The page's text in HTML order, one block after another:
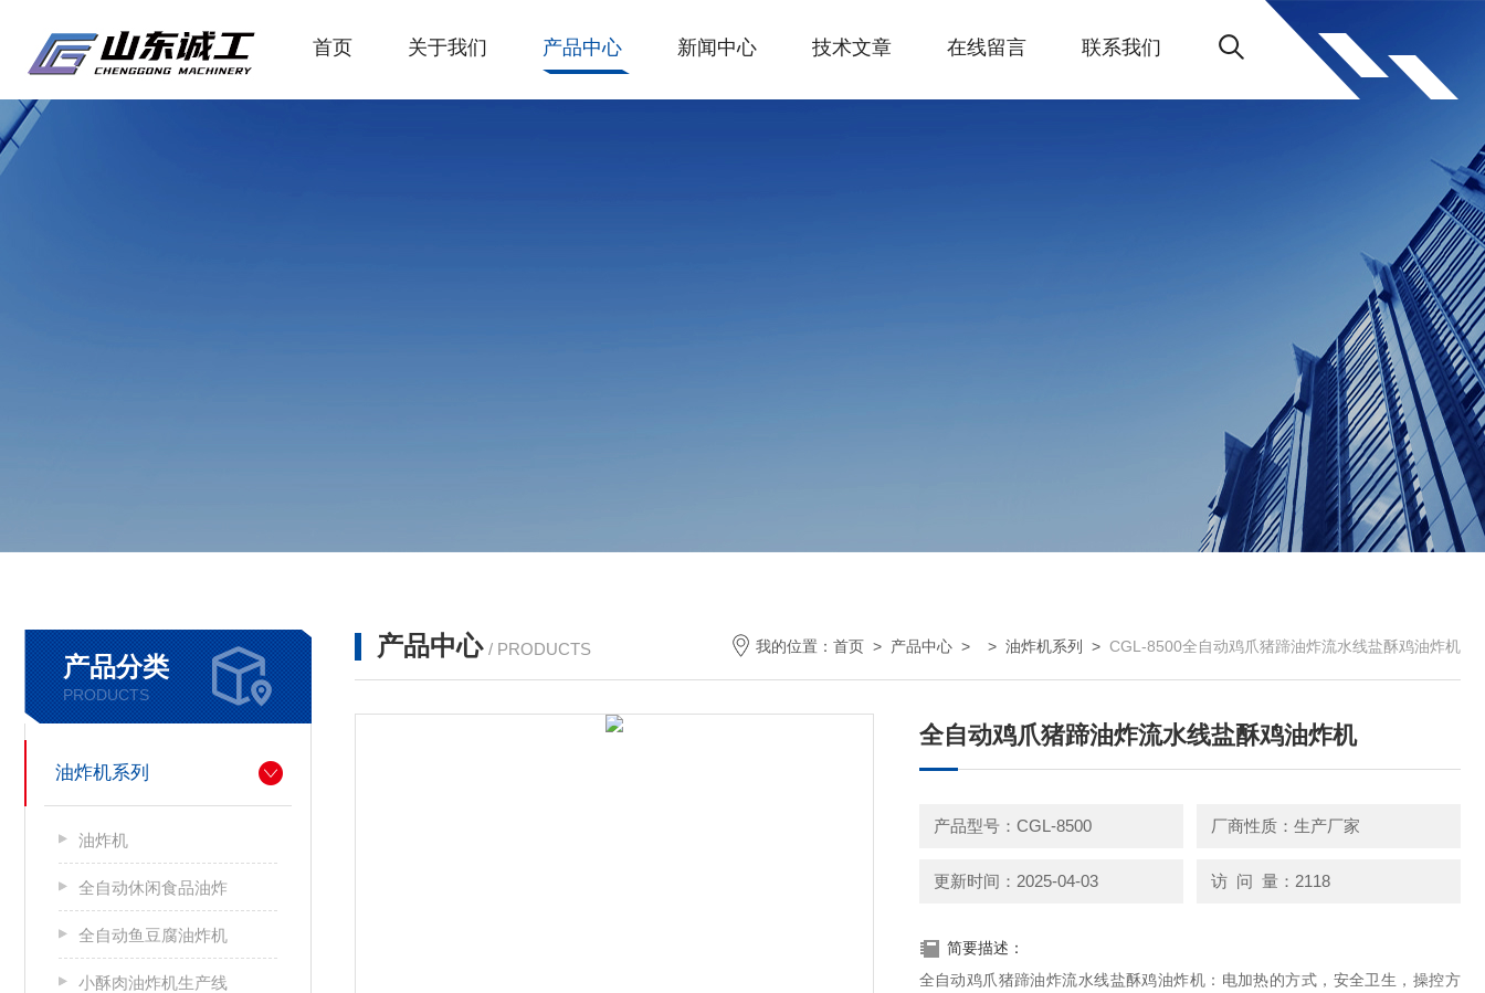
首页 关于我们 产品中心 新闻中心 技术文章 在线留言 联系我们
产品分类
PRODUCTS
油炸机系列
油炸机
全自动休闲食品油炸
全自动鱼豆腐油炸机
小酥肉油炸机生产线
产品中心 / PRODUCTS 我的位置： 首页 > 产品中心 > > 油炸机系列 > CGL-8500全自动鸡爪猪蹄油炸流水线盐酥鸡油炸机
全自动鸡爪猪蹄油炸流水线盐酥鸡油炸机
产品型号：CGL-8500 厂商性质：生产厂家
更新时间：2025-04-03 访 问 量：2118
简要描述：
全自动鸡爪猪蹄油炸流水线盐酥鸡油炸机：电加热的方式，安全卫生，操控方